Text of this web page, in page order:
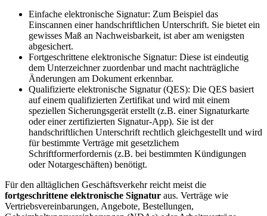
Einfache elektronische Signatur: Zum Beispiel das
Einscannen einer handschriftlichen Unterschrift. Sie bietet ein
gewisses Maß an Nachweisbarkeit, ist aber am wenigsten
abgesichert.
Fortgeschrittene elektronische Signatur: Diese ist eindeutig
dem Unterzeichner zuordenbar und macht nachträgliche
Änderungen am Dokument erkennbar.
Qualifizierte elektronische Signatur (QES): Die QES basiert
auf einem qualifizierten Zertifikat und wird mit einem
speziellen Sicherungsgerät erstellt (z.B. einer Signaturkarte
oder einer zertifizierten Signatur-App). Sie ist der
handschriftlichen Unterschrift rechtlich gleichgestellt und wird
für bestimmte Verträge mit gesetzlichem
Schriftformerfordernis (z.B. bei bestimmten Kündigungen
oder Notargeschäften) benötigt.
Für den alltäglichen Geschäftsverkehr reicht meist die
fortgeschrittene elektronische Signatur aus. Verträge wie
Vertriebsvereinbarungen, Angebote, Bestellungen,